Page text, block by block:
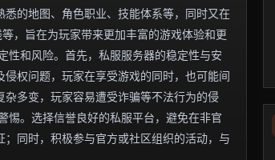
的地图、角色职业、技能体系等，同时又在
，旨在为玩家带来更加丰富的游戏体验和更
性和风险。首先，私服服务器的稳定性与安
权问题，玩家在享受游戏的同时，也可能间
多变，玩家容易遭受诈骗等不法行为的侵
惕。选择信誉良好的私服平台，避免在非官
同时，积极参与官方或社区组织的活动，与